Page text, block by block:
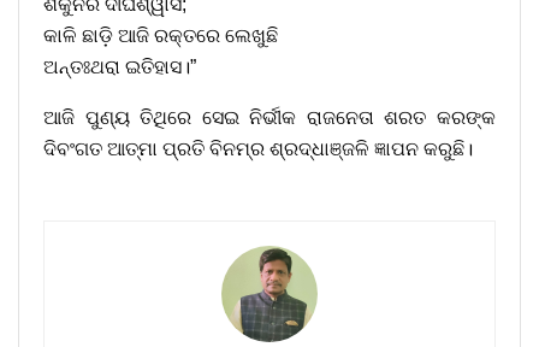
ଶକୁନିର ଦୀର୍ଘଶ୍ୱାସ;
କାଳି ଛାଡ଼ି ଆଜି ରକ୍ତରେ ଲେଖୁଛି
ଅନ୍ତଃଥରା ଇତିହାସ।”
ଆଜି ପୁଣ୍ୟ ତିଥିରେ ସେଇ ନିର୍ଭୀକ ରାଜନେତା ଶରତ କରଙ୍କ
ଦିବଂଗତ ଆତ୍ମା ପ୍ରତି ବିନମ୍ର ଶ୍ରଦ୍ଧାଞ୍ଜଳି ଜ୍ଞାପନ କରୁଛି।